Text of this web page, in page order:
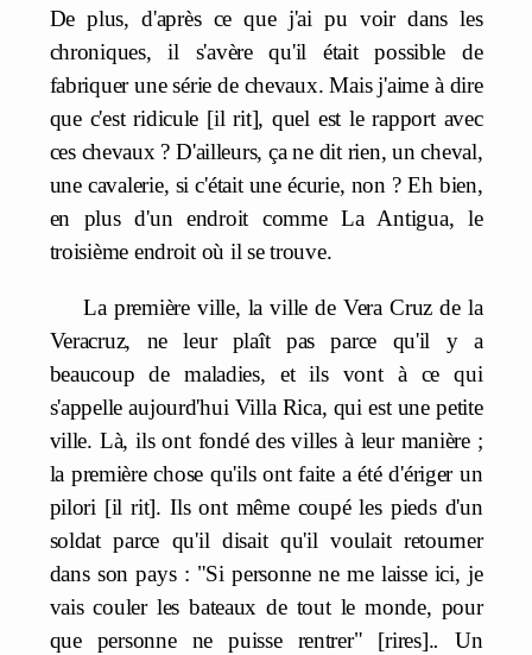
De plus, d'après ce que j'ai pu voir dans les
chroniques, il s'avère qu'il était possible de
fabriquer une série de chevaux. Mais j'aime à dire
que c'est ridicule [il rit], quel est le rapport avec
ces chevaux ? D'ailleurs, ça ne dit rien, un cheval,
une cavalerie, si c'était une écurie, non ? Eh bien,
en plus d'un endroit comme La Antigua, le
troisième endroit où il se trouve.
La première ville, la ville de Vera Cruz de la
Veracruz, ne leur plaît pas parce qu'il y a
beaucoup de maladies, et ils vont à ce qui
s'appelle aujourd'hui Villa Rica, qui est une petite
ville. Là, ils ont fondé des villes à leur manière ;
la première chose qu'ils ont faite a été d'ériger un
pilori [il rit]. Ils ont même coupé les pieds d'un
soldat parce qu'il disait qu'il voulait retourner
dans son pays : "Si personne ne me laisse ici, je
vais couler les bateaux de tout le monde, pour
que personne ne puisse rentrer" [rires].. Un